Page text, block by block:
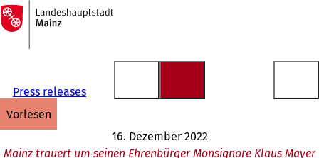
Inhalt anspringen
Zur
Startseite
Press releases
vorlesen
16. Dezember 2022
Mainz trauert um seinen Ehrenbürger Monsignore Klaus Mayer